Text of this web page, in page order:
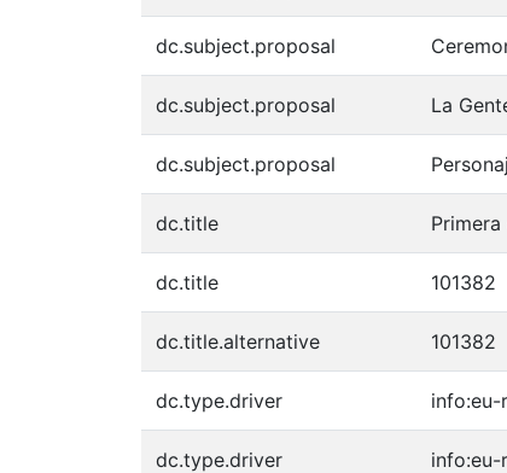
dc.subject.proposal
dc.subject.proposal La
dc.subject.proposal
dc.title
dc.title 101382
dc.title.alternative 101382
dc.type.driver
dc.type.driver